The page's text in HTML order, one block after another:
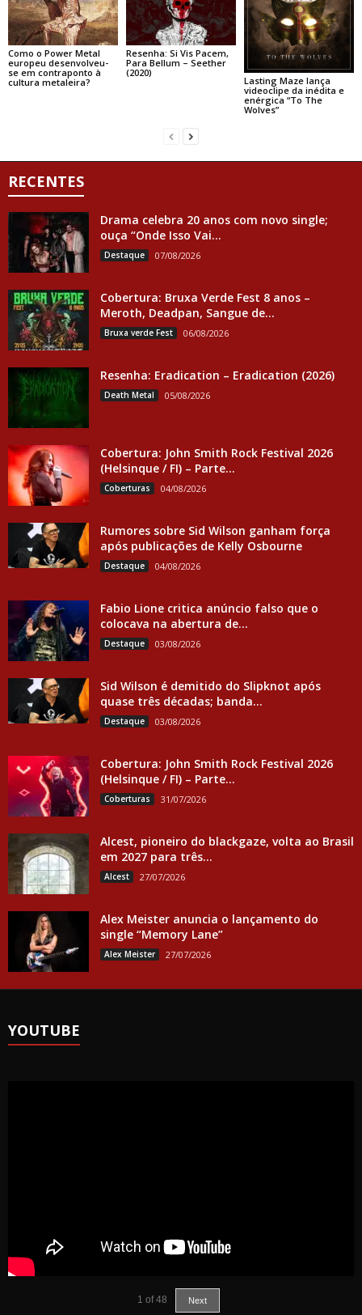
Como o Power Metal
europeu desenvolveu-
se em contraponto à
cultura metaleira?
Resenha: Si Vis Pacem,
Para Bellum – Seether
(2020)
Lasting Maze lança
videoclipe da inédita e
enérgica “To The
Wolves”
RECENTES
Drama celebra 20 anos com novo single;
ouça “Onde Isso Vai...
Destaque 07/08/2026
Cobertura: Bruxa Verde Fest 8 anos –
Meroth, Deadpan, Sangue de...
Bruxa verde Fest 06/08/2026
Resenha: Eradication – Eradication (2026)
Death Metal 05/08/2026
Cobertura: John Smith Rock Festival 2026
(Helsinque / FI) – Parte...
Coberturas 04/08/2026
Rumores sobre Sid Wilson ganham força
após publicações de Kelly Osbourne
Destaque 04/08/2026
Fabio Lione critica anúncio falso que o
colocava na abertura de...
Destaque 03/08/2026
Sid Wilson é demitido do Slipknot após
quase três décadas; banda...
Destaque 03/08/2026
Cobertura: John Smith Rock Festival 2026
(Helsinque / FI) – Parte...
Coberturas 31/07/2026
Alcest, pioneiro do blackgaze, volta ao Brasil
em 2027 para três...
Alcest 27/07/2026
Alex Meister anuncia o lançamento do
single “Memory Lane”
Alex Meister 27/07/2026
YOUTUBE
1 of 48 Next